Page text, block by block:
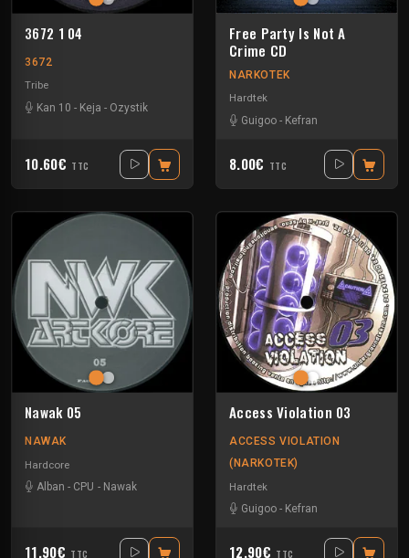
3672 1 04
3672
Tribe
Kan 10 - Keja - Ozystik
10.60€ TTC
Free Party Is Not A
Crime CD
NARKOTEK
Hardtek
Guigoo - Kefran
8.00€ TTC
Nawak 05
NAWAK
Hardcore
Alban - CPU - Nawak
11.90€ TTC
Access Violation 03
ACCESS VIOLATION
(NARKOTEK)
Hardtek
Guigoo - Kefran
12.90€ TTC